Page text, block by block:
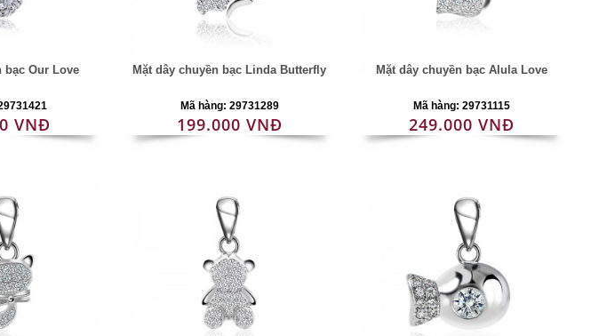
bạc Our Love
VNĐ
Mặt dây chuyền bạc Linda Butterfly
Mã hàng: 29731289
199.000 VNĐ
Mặt dây chuyền bạc Alula Love
Mã hàng: 29731115
249.000 VNĐ